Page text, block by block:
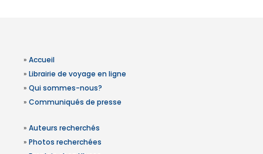
» Accueil
» Librairie de voyage en ligne
» Qui sommes-nous?
» Communiqués de presse
» Auteurs recherchés
» Photos recherchées